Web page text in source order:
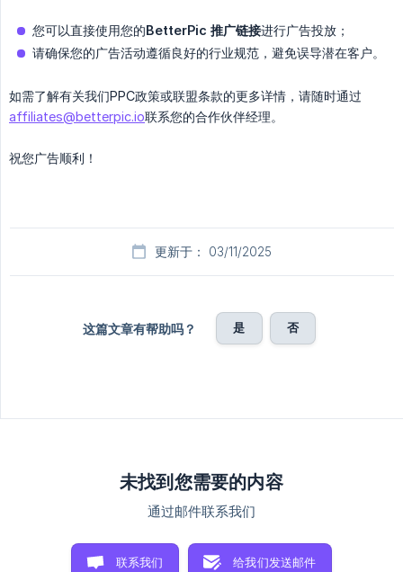
您可以直接使用您的BetterPic 推广链接进行广告投放；
请确保您的广告活动遵循良好的行业规范，避免误导潜在客户。
如需了解有关我们PPC政策或联盟条款的更多详情，请随时通过
affiliates@betterpic.io联系您的合作伙伴经理。
祝您广告顺利！
更新于： 03/11/2025
这篇文章有帮助吗？ 是 否
未找到您需要的内容
通过邮件联系我们
联系我们 给我们发送邮件